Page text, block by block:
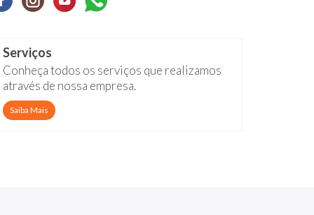
Serviços
Conheça todos os serviços que realizamos
através de nossa empresa.
Saiba Mais